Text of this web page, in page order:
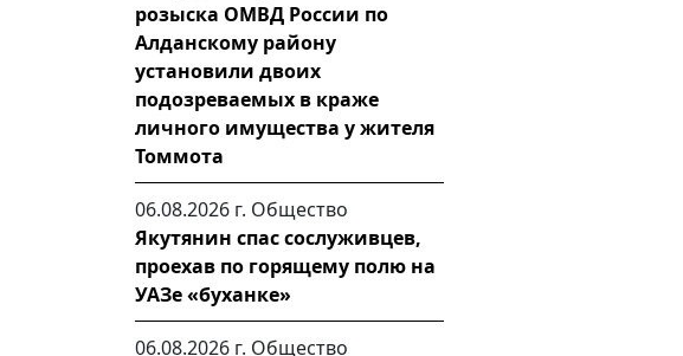
розыска ОМВД России по
Алданскому району
установили двоих
подозреваемых в краже
личного имущества у жителя
Томмота
06.08.2026 г. Общество
Якутянин спас сослуживцев,
проехав по горящему полю на
УАЗе «буханке»
06.08.2026 г. Общество